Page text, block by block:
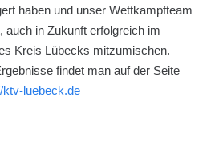
haben und unser Wettkampfteam
auch in Zukunft erfolgreich im
Kreis Lübecks mitzumischen.
findet man auf der Seite
ktv-luebeck.de